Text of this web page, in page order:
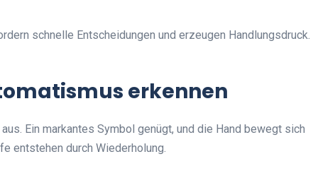
schnelle Entscheidungen und erzeugen Handlungsdruck.
erkennen
Ein markantes Symbol genügt, und die Hand bewegt sich
entstehen durch Wiederholung.